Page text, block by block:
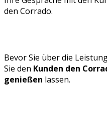
den Corrado.
Bevor Sie über die
Sie den Kunden den
genießen lassen.